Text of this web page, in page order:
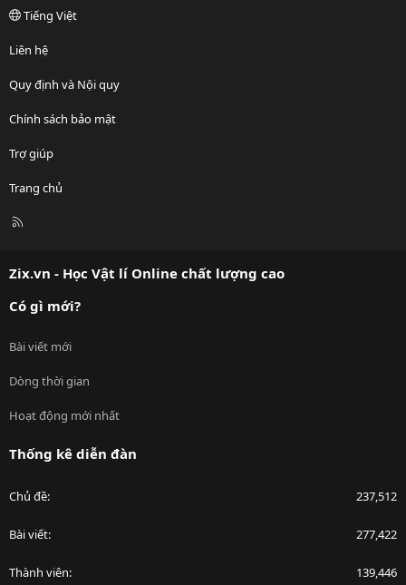
Tiếng Việt
Liên hệ
Quy định và Nội quy
Chính sách bảo mật
Trợ giúp
Trang chủ
R
Zix.vn - Học Vật lí Online chất lượng cao
Có gì mới?
Bài viết mới
Dòng thời gian
Hoạt động mới nhất
Thống kê diễn đàn
Chủ đề 237,512
Bài viết 277,422
Thành viên 139,446